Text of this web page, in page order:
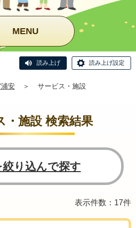
MENU
読み上げ 読み上げ設定
安 ＞ サービス・施設
・施設 検索結果
絞り込んで探す
表示件数：17件